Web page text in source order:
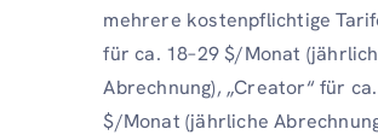
mehrere kostenpflichtige
für ca. 18–29 $/Monat
Abrechnung), „Creator“ für
$/Monat (jährliche